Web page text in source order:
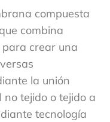
compuesta
combina
crear una
la unión
tejido o tejido a
tecnología